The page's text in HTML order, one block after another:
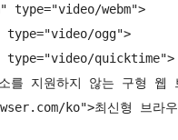
type="video/webm">
type="video/ogg">
type="video/quicktime">
지원하지 않는 구형 웹
ko">최신형 브라우